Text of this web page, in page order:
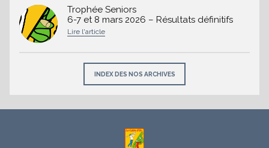
Trophée Seniors
6-7 et 8 mars 2026 – Résultats définitifs
INDEX DES NOS ARCHIVES